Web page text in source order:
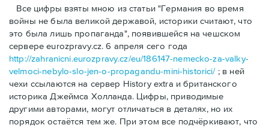
Bсе цифры взяты мною из статьи "Германия во время
войны не была великой державой, историки считают, что
это была лишь пропаганда", появившейся на чешском
сервере eurozpravy.cz. 6 апреля сего года
http://zahranicni.eurozpravy.cz/eu/186147-nemecko-za-valky-
velmoci-nebylo-slo-jen-o-propagandu-mini-historici/; в ней
чехи ссылаются на сервер History extra и британского
историка Джеймса Холланда. Цифры, привoдимые
другими авторами, могут отличаться в деталях, но их
порядок остаётся тем же. При этом все подчёркивают, что